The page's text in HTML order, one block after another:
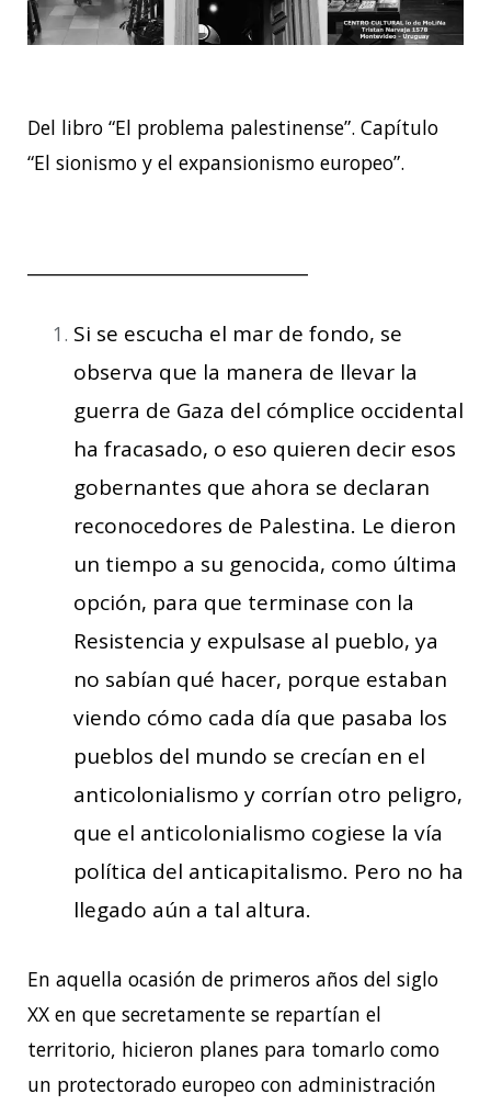
Del libro “El problema palestinense”. Capítulo
“El sionismo y el expansionismo europeo”.
Si se escucha el mar de fondo, se
observa que la manera de llevar la
guerra de Gaza del cómplice occidental
ha fracasado, o eso quieren decir esos
gobernantes que ahora se declaran
reconocedores de Palestina. Le dieron
un tiempo a su genocida, como última
opción, para que terminase con la
Resistencia y expulsase al pueblo, ya
no sabían qué hacer, porque estaban
viendo cómo cada día que pasaba los
pueblos del mundo se crecían en el
anticolonialismo y corrían otro peligro,
que el anticolonialismo cogiese la vía
política del anticapitalismo. Pero no ha
llegado aún a tal altura.
En aquella ocasión de primeros años del siglo
XX en que secretamente se repartían el
territorio, hicieron planes para tomarlo como
un protectorado europeo con administración